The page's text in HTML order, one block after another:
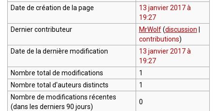
Date de création de la page
13 janvier 2017 à
19:27
Dernier contributeur
MrWolf (discussion
contributions)
Date de la dernière modification
13 janvier 2017 à
19:27
Nombre total de modifications
1
Nombre total d'auteurs distincts
1
Nombre de modifications récentes
(dans les derniers 90 jours)
0